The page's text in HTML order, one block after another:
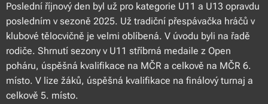
Poslední říjnový den byl už pro kategorie U11 a U13 opravdu
posledním v sezoně 2025. Už tradiční přespávačka hráčů v
klubové tělocvičně je velmi oblíbená. V úvodu byli na řadě
rodiče. Shrnutí sezony v U11 stříbrná medaile z Open
poháru, úspěšná kvalifikace na MČR a celkově na MČR 6.
místo. V lize žáků, úspěšná kvalifikace na finálový turnaj a
celkově 5. místo.